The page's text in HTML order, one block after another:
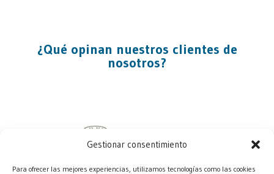
Gestionar consentimiento
Para ofrecer las mejores experiencias, utilizamos tecnologías como las cookies
¿Qué opinan nuestros clientes de
nosotros?